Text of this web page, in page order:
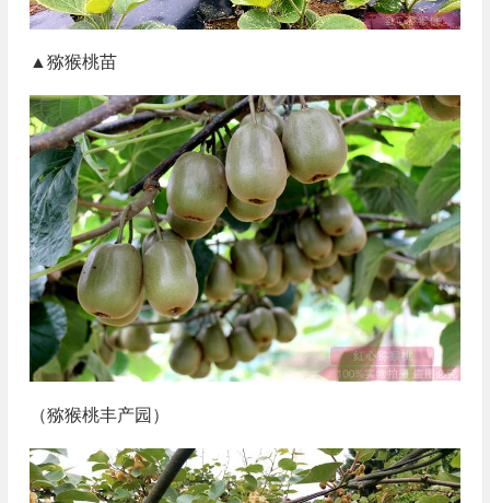
▲猕猴桃苗
（猕猴桃丰产园）